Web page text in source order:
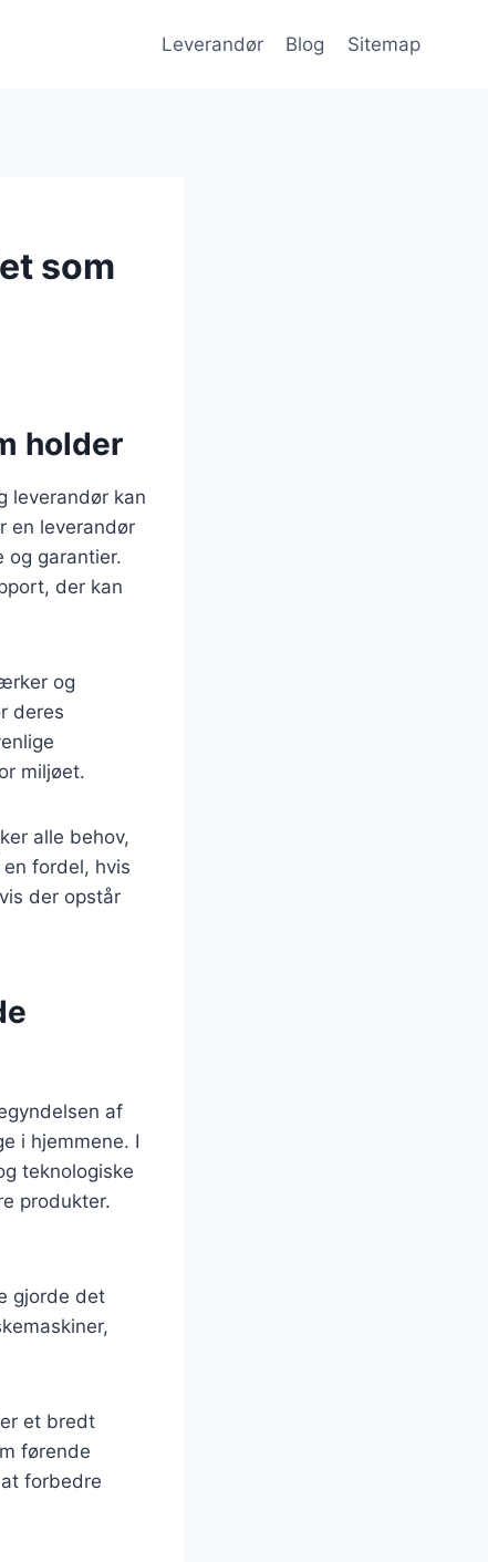
Leverandør Blog Sitemap
som
holder
leverandør kan
en leverandør
og garantier.
der kan
og
deres
miljøet.
alle behov,
fordel, hvis
der opstår
af
i hjemmene. I
teknologiske
produkter.
gjorde det
et bredt
førende
forbedre